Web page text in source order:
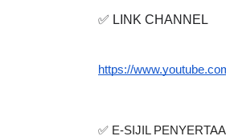
✅ LINK CHANNEL
https://
✅ E-SIJIL